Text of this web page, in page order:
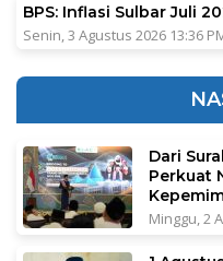
BPS: Inflasi Sulbar Juli
Senin, 3 Agustus 2026 13:36
Dari
Perkuat
Minggu, 2